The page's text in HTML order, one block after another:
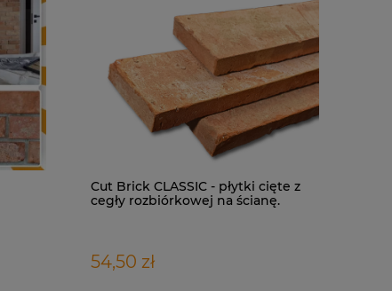
Cut Brick CLASSIC - płytki cięte z
cegły rozbiórkowej na ścianę.
54,50 zł
Indywidualna wizualizacja projektu
399,00 zł